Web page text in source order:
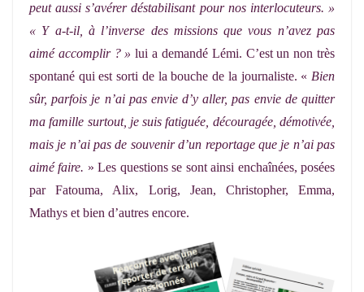
peut aussi s’avérer déstabilisant pour nos interlocuteurs. »
« Y a-t-il, à l’inverse des missions que vous n’avez pas
aimé accomplir ? »lui a demandé Lémi. C’est un non très
spontané qui est sorti de la bouche de la journaliste. « Bien
sûr, parfois je n’ai pas envie d’y aller, pas envie de quitter
ma famille surtout, je suis fatiguée, découragée, démotivée,
mais je n’ai pas de souvenir d’un reportage que je n’ai pas
aimé faire. » Les questions se sont ainsi enchaînées, posées
par Fatouma, Alix, Lorig, Jean, Christopher, Emma,
Mathys et bien d’autres encore.